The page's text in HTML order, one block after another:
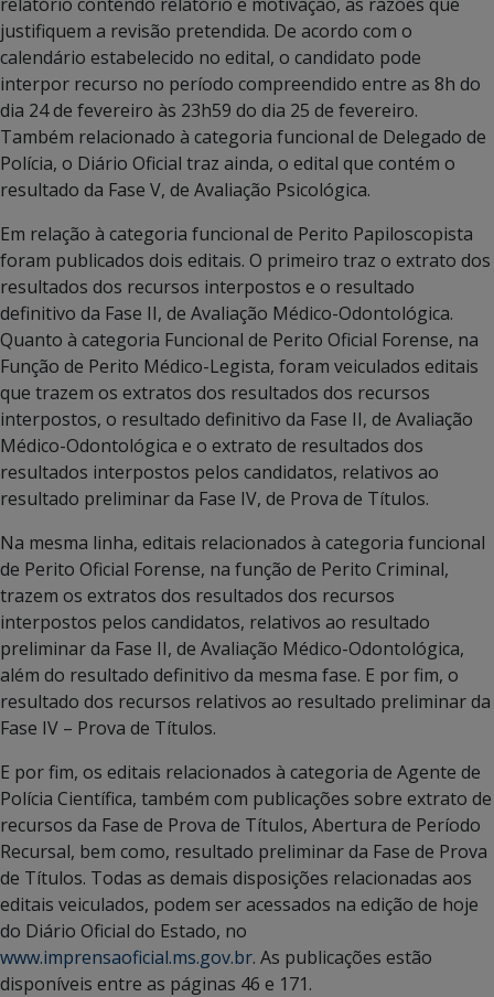
justifiquem a revisão pretendida. De acordo com o
calendário estabelecido no edital, o candidato pode
interpor recurso no período compreendido entre as 8h do
dia 24 de fevereiro às 23h59 do dia 25 de fevereiro.
Também relacionado à categoria funcional de Delegado de
Polícia, o Diário Oficial traz ainda, o edital que contém o
resultado da Fase V, de Avaliação Psicológica.
Em relação à categoria funcional de Perito Papiloscopista
foram publicados dois editais. O primeiro traz o extrato dos
resultados dos recursos interpostos e o resultado
definitivo da Fase II, de Avaliação Médico-Odontológica.
Quanto à categoria Funcional de Perito Oficial Forense, na
Função de Perito Médico-Legista, foram veiculados editais
que trazem os extratos dos resultados dos recursos
interpostos, o resultado definitivo da Fase II, de Avaliação
Médico-Odontológica e o extrato de resultados dos
resultados interpostos pelos candidatos, relativos ao
resultado preliminar da Fase IV, de Prova de Títulos.
Na mesma linha, editais relacionados à categoria funcional
de Perito Oficial Forense, na função de Perito Criminal,
trazem os extratos dos resultados dos recursos
interpostos pelos candidatos, relativos ao resultado
preliminar da Fase II, de Avaliação Médico-Odontológica,
além do resultado definitivo da mesma fase. E por fim, o
resultado dos recursos relativos ao resultado preliminar da
Fase IV – Prova de Títulos.
E por fim, os editais relacionados à categoria de Agente de
Polícia Científica, também com publicações sobre extrato de
recursos da Fase de Prova de Títulos, Abertura de Período
Recursal, bem como, resultado preliminar da Fase de Prova
de Títulos. Todas as demais disposições relacionadas aos
editais veiculados, podem ser acessados na edição de hoje
do Diário Oficial do Estado, no
www.imprensaoficial.ms.gov.br. As publicações estão
disponíveis entre as páginas 46 e 171.